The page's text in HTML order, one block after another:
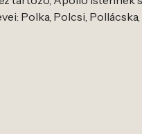
Polka, Polcsi,